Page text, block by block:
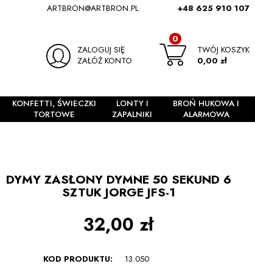
ARTBRON@ARTBRON.PL +48 625 910 107
ZALOGUJ SIĘ
ZAŁÓŻ KONTO
TWÓJ KOSZYK
0
0,00 zł
KONFETTI, ŚWIECZKI
TORTOWE
LONTY I
ZAPALNIKI
BROŃ HUKOWA I
ALARMOWA
DYMY ZASŁONY DYMNE 50 SEKUND 6
SZTUK JORGE JFS-1
32,00 zł
KOD PRODUKTU:
13.050